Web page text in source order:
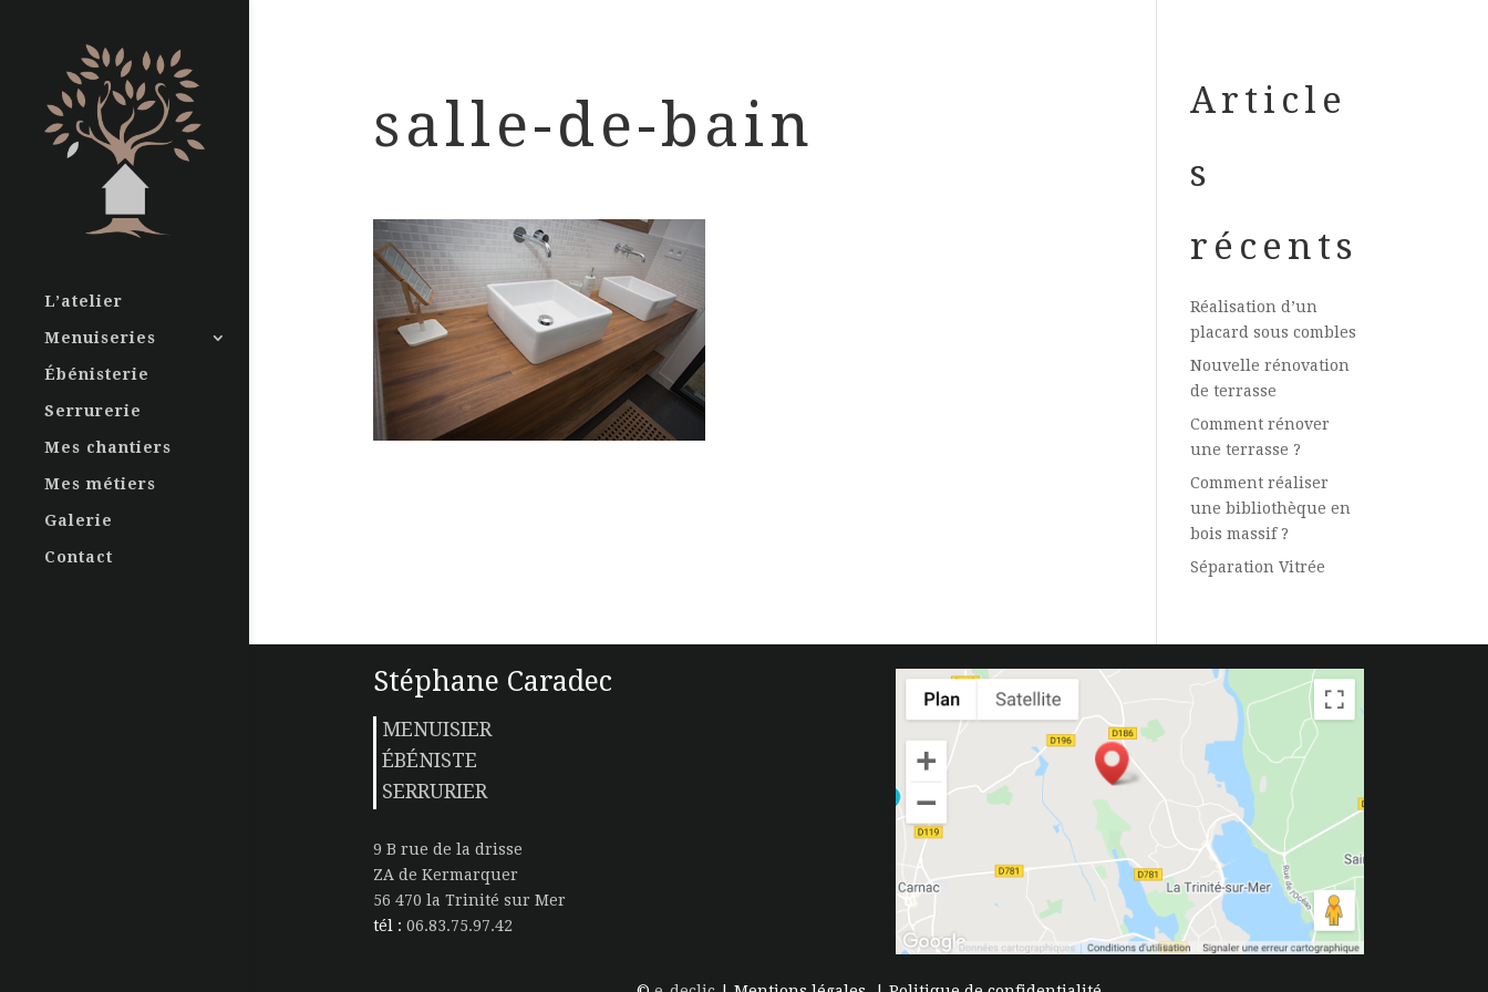
L’atelier
Menuiseries
Ébénisterie
Serrurerie
Mes chantiers
Mes métiers
Galerie
Contact
salle-de-bain
Article
s
récents
Réalisation d’un
placard sous combles
Nouvelle rénovation
de terrasse
Comment rénover
une terrasse ?
Comment réaliser
une bibliothèque en
bois massif ?
Séparation Vitrée
Stéphane Caradec
MENUISIER
ÉBÉNISTE
SERRURIER
9 B rue de la drisse
ZA de Kermarquer
56 470 la Trinité sur Mer
tél : 06.83.75.97.42